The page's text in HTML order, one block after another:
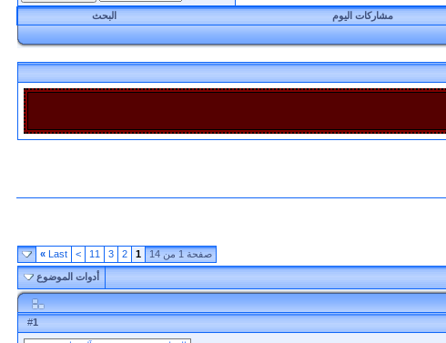
مشاركات اليوم البحث
صفحة 1 من 14 1
2
3
11
>
Last
»
أدوات الموضوع
#
1